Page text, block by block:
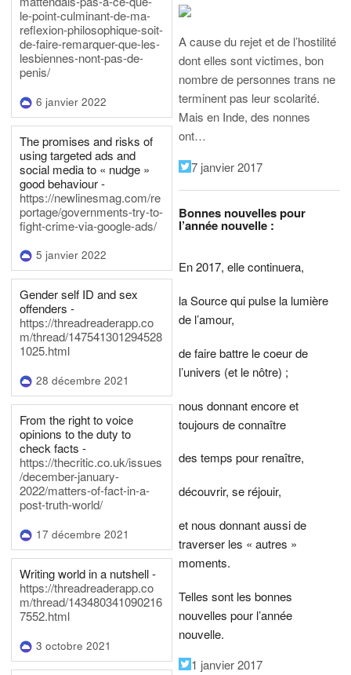
le-point-culminant-de-ma-
reflexion-philosophique-soit-
de-faire-remarquer-que-les-
lesbiennes-nont-pas-de-
penis/
6 janvier 2022
The promises and risks of
using targeted ads and
social media to « nudge »
good behaviour -
https://newlinesmag.com/re
portage/governments-try-to-
fight-crime-via-google-ads/
5 janvier 2022
Gender self ID and sex
offenders -
https://threadreaderapp.co
m/thread/147541301294528
1025.html
28 décembre 2021
From the right to voice
opinions to the duty to
check facts -
https://thecritic.co.uk/issues
/december-january-
2022/matters-of-fact-in-a-
post-truth-world/
17 décembre 2021
Writing world in a nutshell -
https://threadreaderapp.co
m/thread/143480341090216
7552.html
3 octobre 2021
A cause du rejet et de l’hostilité
dont elles sont victimes, bon
nombre de personnes trans ne
terminent pas leur scolarité.
Mais en Inde, des nonnes
ont…
7 janvier 2017
Bonnes nouvelles pour
l’année nouvelle :
En 2017, elle continuera,
la Source qui pulse la lumière
de l’amour,
de faire battre le coeur de
l’univers (et le nôtre) ;
nous donnant encore et
toujours de connaître
des temps pour renaître,
découvrir, se réjouir,
et nous donnant aussi de
traverser les « autres »
moments.
Telles sont les bonnes
nouvelles pour l’année
nouvelle.
1 janvier 2017